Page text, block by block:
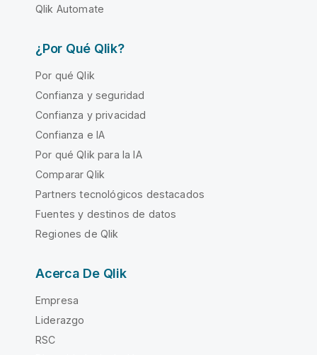
Qlik Automate
¿Por Qué Qlik?
Por qué Qlik
Confianza y seguridad
Confianza y privacidad
Confianza e IA
Por qué Qlik para la IA
Comparar Qlik
Partners tecnológicos destacados
Fuentes y destinos de datos
Regiones de Qlik
Acerca De Qlik
Empresa
Liderazgo
RSC